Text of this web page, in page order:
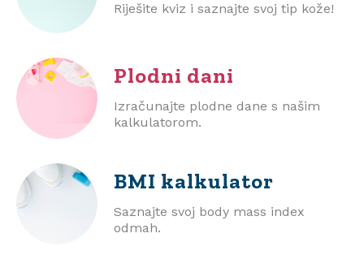
Riješite kviz i saznajte svoj tip kože!
Plodni dani
Izračunajte plodne dane s našim
kalkulatorom.
BMI kalkulator
Saznajte svoj body mass index
odmah.